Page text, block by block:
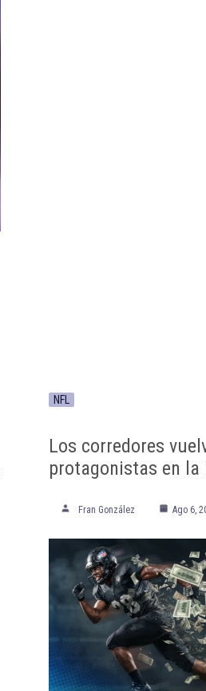
NFL
Los corredores
protagonistas en la
Fran González Ago 6,